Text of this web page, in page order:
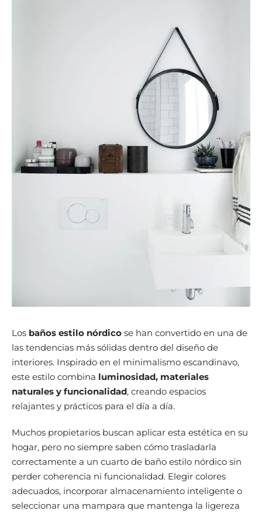
Los baños estilo nórdico se han convertido en una de
las tendencias más sólidas dentro del diseño de
interiores. Inspirado en el minimalismo escandinavo,
este estilo combina luminosidad, materiales
naturales y funcionalidad, creando espacios
relajantes y prácticos para el día a día.
Muchos propietarios buscan aplicar esta estética en su
hogar, pero no siempre saben cómo trasladarla
correctamente a un cuarto de baño estilo nórdico sin
perder coherencia ni funcionalidad. Elegir colores
adecuados, incorporar almacenamiento inteligente o
seleccionar una mampara que mantenga la ligereza